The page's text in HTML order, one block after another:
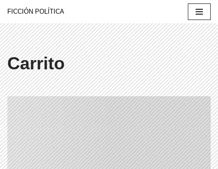
Saltar
al
contenido
FICCIÓN POLÍTICA
Carrito